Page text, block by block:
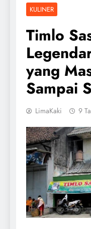
KULINER
Timlo
yang
Sampai
LimaKaki 9